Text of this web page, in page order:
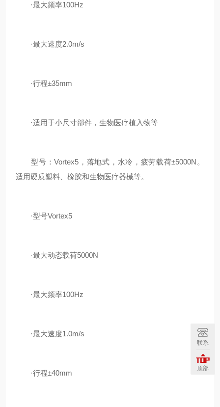
·最大频率100Hz
·最大速度2.0m/s
·行程±35mm
·适用于小尺寸部件，生物医疗植入物等
型号：Vortex5，落地式，水冷，疲劳载荷±5000N。
适用硬质塑料、橡胶和生物医疗器械等。
·型号Vortex5
·最大动态载荷5000N
·最大频率100Hz
·最大速度1.0m/s
·行程±40mm
联系
顶部